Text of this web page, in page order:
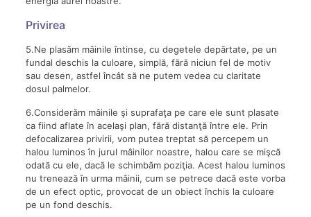
Privirea
5.Ne plasăm mâinile întinse, cu degetele depărtate, pe un
fundal deschis la culoare, simplă, fără niciun fel de motiv
sau desen, astfel încât să ne putem vedea cu claritate
dosul palmelor.
6.Considerăm mâinile şi suprafaţa pe care ele sunt plasate
ca fiind aflate în acelaşi plan, fără distanţă între ele. Prin
defocalizarea privirii, vom putea treptat să percepem un
halou luminos în jurul mâinilor noastre, halou care se mişcă
odată cu ele, dacă le schimbăm poziţia. Acest halou luminos
nu trenează în urma mâinii, cum se petrece dacă este vorba
de un efect optic, provocat de un obiect închis la culoare
pe un fond deschis.